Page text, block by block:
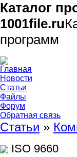
Каталог
1001file.ru
программ
Главная
Новости
Статьи
Файлы
Форум
Обратная связь
Статьи »
ISO 9660